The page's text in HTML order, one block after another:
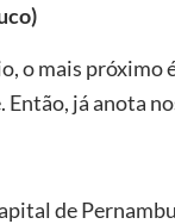
o mais próximo
já anota
de